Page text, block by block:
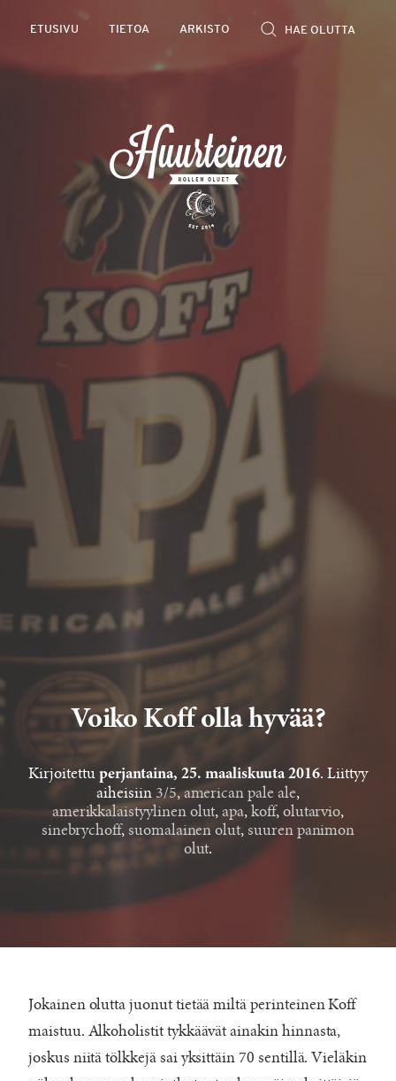
olutarviot
ETUSIVU TIETOA ARKISTO
Voiko Koff olla hyvää?
Kirjoitettu perjantaina, 25. maaliskuuta 2016. Liittyy
aiheisiin 3/5,american pale ale,
amerikkalaistyylinen olut,apa,koff, olutarvio,
sinebrychoff, suomalainen olut,suuren panimon
olut.
Jokainen olutta juonut tietää miltä perinteinen Koff
maistuu. Alkoholistit tykkäävät ainakin hinnasta,
joskus niitä tölkkejä sai yksittäin 70 sentillä. Vieläkin